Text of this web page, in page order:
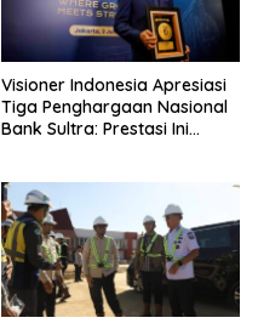
Visioner Indonesia Apresiasi
Tiga Penghargaan Nasional
Bank Sultra: Prestasi Ini
Andri Permana